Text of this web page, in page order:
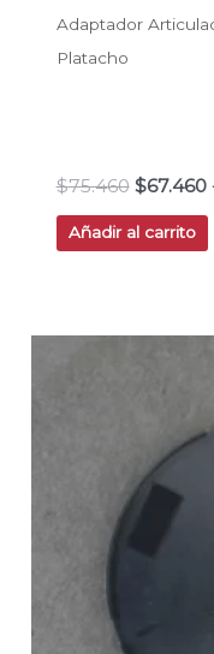
Adaptador
Platacho
$75.460 $67.460
Añadir al carrito
$21.000.